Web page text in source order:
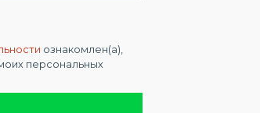
ознакомлен(а),
персональных